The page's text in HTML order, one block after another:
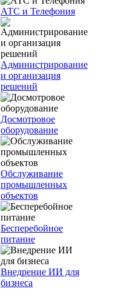
АТС и Телефония
Администрирование
и организация
решений
Досмотровое
оборудование
Обслуживание
промышленных
объектов
Бесперебойное
питание
Внедрение ИИ для
бизнеса